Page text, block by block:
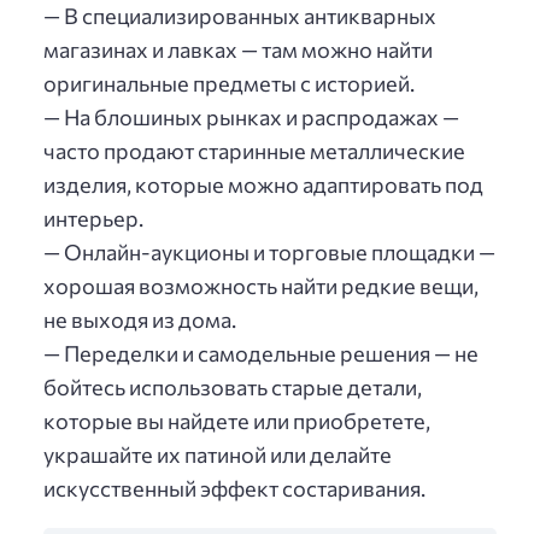
— В специализированных антикварных
магазинах и лавках — там можно найти
оригинальные предметы с историей.
— На блошиных рынках и распродажах —
часто продают старинные металлические
изделия, которые можно адаптировать под
интерьер.
— Онлайн-аукционы и торговые площадки —
хорошая возможность найти редкие вещи,
не выходя из дома.
— Переделки и самодельные решения — не
бойтесь использовать старые детали,
которые вы найдете или приобретете,
украшайте их патиной или делайте
искусственный эффект состаривания.